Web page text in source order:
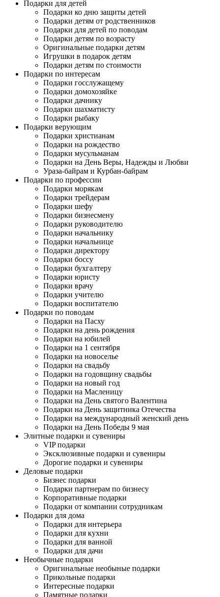
Подарки для детей
Подарки ко дню защиты детей
Подарки детям от родственников
Подарки для детей по поводам
Подарки детям по возрасту
Оригинальные подарки детям
Игрушки в подарок детям
Подарки детям по стоимости
Подарки по интересам
Подарки госслужащему
Подарки домохозяйке
Подарки дачнику
Подарки шахматисту
Подарки рыбаку
Подарки верующим
Подарки христианам
Подарки на рождество
Подарки мусульманам
Подарки на День Веры, Надежды и Любви
Ураза-байрам и Курбан-байрам
Подарки по профессии
Подарки морякам
Подарки трейдерам
Подарки шефу
Подарки бизнесмену
Подарки руководителю
Подарки начальнику
Подарки начальнице
Подарки директору
Подарки боссу
Подарки бухгалтеру
Подарки юристу
Подарки врачу
Подарки учителю
Подарки воспитателю
Подарки по поводам
Подарки на Пасху
Подарки на день рождения
Подарки на юбилей
Подарки на 1 сентября
Подарки на новоселье
Подарки на свадьбу
Подарки на годовщину свадьбы
Подарки на новый год
Подарки на Масленицу
Подарки на День святого Валентина
Подарки на День защитника Отечества
Подарки на международный женский день
Подарки на День Победы 9 мая
Элитные подарки и сувениры
VIP подарки
Эксклюзивные подарки и сувениры
Дорогие подарки и сувениры
Деловые подарки
Бизнес подарки
Подарки партнерам по бизнесу
Корпоративные подарки
Подарки от компании сотрудникам
Подарки для дома
Подарки для интерьера
Подарки для кухни
Подарки для ванной
Подарки для дачи
Необычные подарки
Оригинальные необыные подарки
Прикольные подарки
Интересные подарки
Памятные подарки